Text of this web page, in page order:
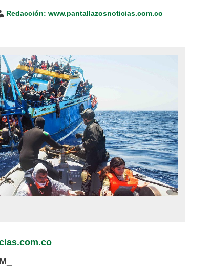
Redacción: www.pantallazosnoticias.com.co